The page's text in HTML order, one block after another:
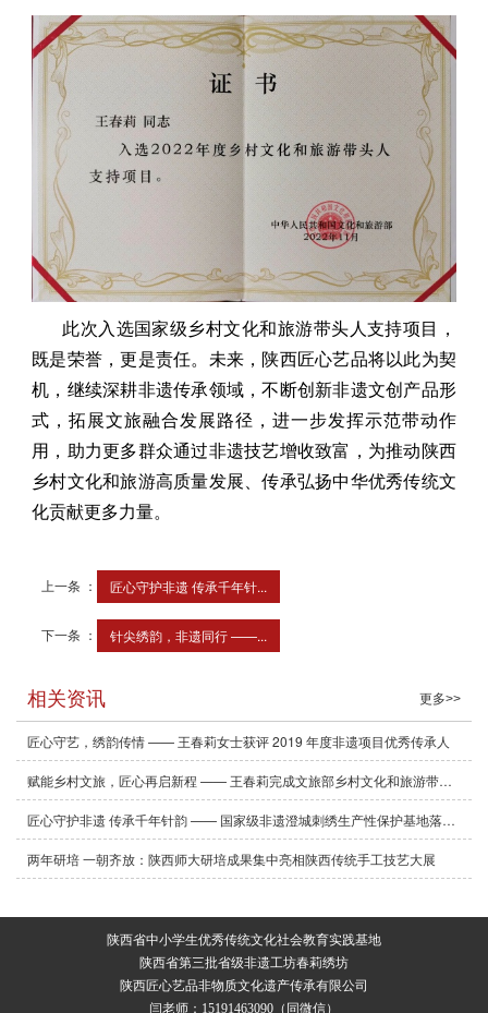
此次入选国家级乡村文化和旅游带头人支持项目，
既是荣誉，更是责任。未来，陕西匠心艺品将以此为契
机，继续深耕非遗传承领域，不断创新非遗文创产品形
式，拓展文旅融合发展路径，进一步发挥示范带动作
用，助力更多群众通过非遗技艺增收致富，为推动陕西
乡村文化和旅游高质量发展、传承弘扬中华优秀传统文
化贡献更多力量。
上一条 ： 匠心守护非遗 传承千年针...
下一条 ： 针尖绣韵，非遗同行 ——...
相关资讯 更多>>
匠心守艺，绣韵传情 —— 王春莉女士获评 2019 年度非遗项目优秀传承人
赋能乡村文旅，匠心再启新程 —— 王春莉完成文旅部乡村文化和旅游带头人培训
匠心守护非遗 传承千年针韵 —— 国家级非遗澄城刺绣生产性保护基地落址陕西匠心艺品
两年研培 一朝齐放：陕西师大研培成果集中亮相陕西传统手工技艺大展
陕西省中小学生优秀传统文化社会教育实践基地
陕西省第三批省级非遗工坊春莉绣坊
陕西匠心艺品非物质文化遗产传承有限公司
闫老师：15191463090（同微信）